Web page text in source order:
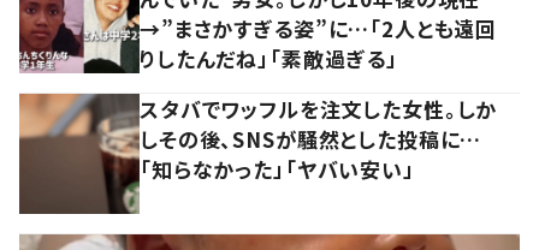
→”まさかすぎる姿”に…「2人とも遠回
りしたんだね」「素敵過ぎる」
スタバでワッフルを注文した女性。しか
しその後、SNSが騒然とした投稿に…
「知らなかった」「ヤバい安い」